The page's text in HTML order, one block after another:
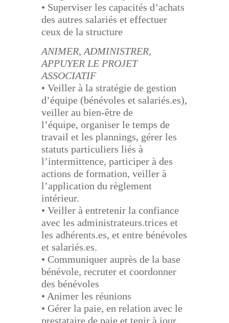
• Superviser les capacités d’achats
des autres salariés et effectuer
ceux de la structure
ANIMER, ADMINISTRER,
APPUYER LE PROJET
ASSOCIATIF
• Veiller à la stratégie de gestion
d’équipe (bénévoles et salariés.es),
veiller au bien-être de
l’équipe, organiser le temps de
travail et les plannings, gérer les
statuts particuliers liés à
l’intermittence, participer à des
actions de formation, veiller à
l’application du règlement
intérieur.
• Veiller à entretenir la confiance
avec les administrateurs.trices et
les adhérents.es, et entre bénévoles
et salariés.es.
• Communiquer auprès de la base
bénévole, recruter et coordonner
des bénévoles
• Animer les réunions
• Gérer la paie, en relation avec le
prestataire de paie et tenir à jour